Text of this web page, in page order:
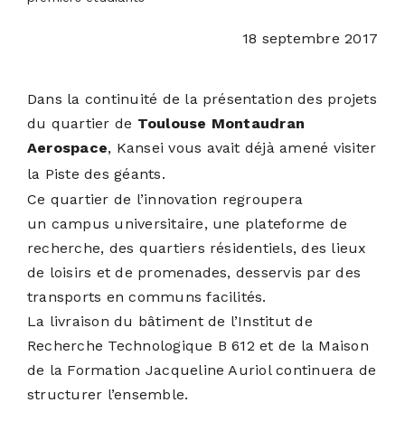
18 septembre 2017
Dans la continuité de la présentation des projets
du quartier de Toulouse Montaudran
Aerospace, Kansei vous avait déjà amené visiter
la Piste des géants.
Ce quartier de l’innovation regroupera
un campus universitaire, une plateforme de
recherche, des quartiers résidentiels, des lieux
de loisirs et de promenades, desservis par des
transports en communs facilités.
La livraison du bâtiment de l’Institut de
Recherche Technologique B 612 et de la Maison
de la Formation Jacqueline Auriol continuera de
structurer l’ensemble.
S’ABONNER